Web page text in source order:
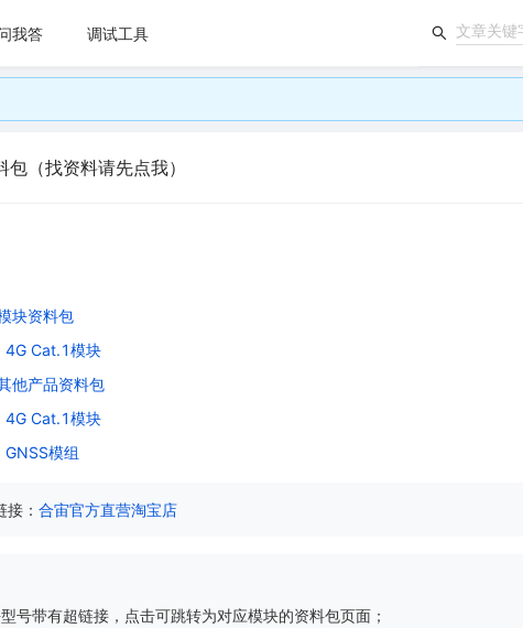
我答 调试工具
（找资料请先点我）
块资料包
4G Cat.1模块
他产品资料包
4G Cat.1模块
GNSS模组
： 合宙官方直营淘宝店
号带有超链接，点击可跳转为对应模块的资料包页面；